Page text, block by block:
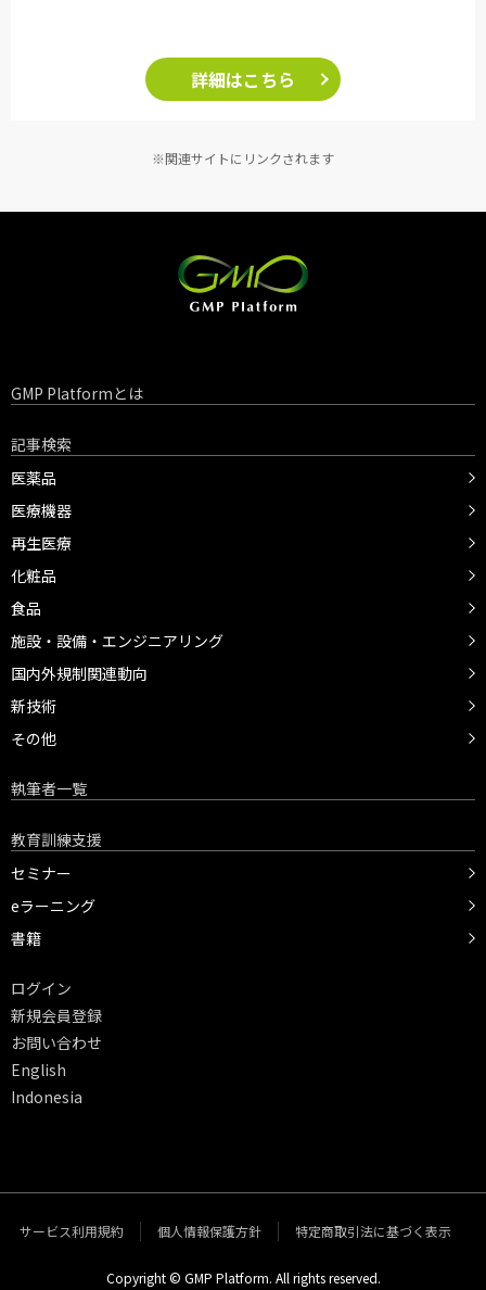
詳細はこちら
※関連サイトにリンクされます
GMP Platformとは
記事検索
医薬品
医療機器
再生医療
化粧品
食品
施設・設備・エンジニアリング
国内外規制関連動向
新技術
その他
執筆者一覧
教育訓練支援
セミナー
eラーニング
書籍
ログイン
新規会員登録
お問い合わせ
English
Indonesia
サービス利用規約 個人情報保護方針 特定商取引法に基づく表示
Copyright © GMP Platform. All rights reserved.